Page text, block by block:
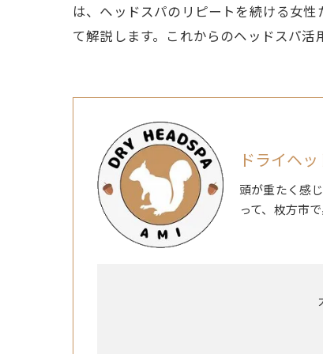
は、ヘッドスパのリピートを続ける女
て解説します。これからのヘッドスパ
ドライヘ
頭が重たく感
って、枚方市